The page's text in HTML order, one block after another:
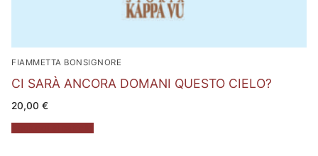
FIAMMETTA BONSIGNORE
CI SARÀ ANCORA DOMANI QUESTO CIELO?
20,00 €